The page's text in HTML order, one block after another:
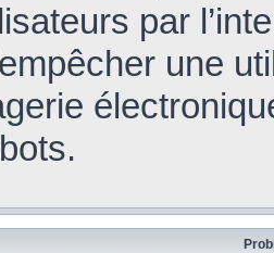
par
une